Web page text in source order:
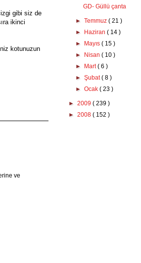
gibi siz de
ikinci
kotunuzun
ve
GD- Güllü çanta
►Temmuz( 21 )
►
Haziran( 14 )
►
Mayıs( 15 )
►
Nisan( 10 )
►
Mart( 6 )
►Şubat( 8 )
►Ocak( 23 )
► 2009 ( 239 )
► 2008 ( 152 )